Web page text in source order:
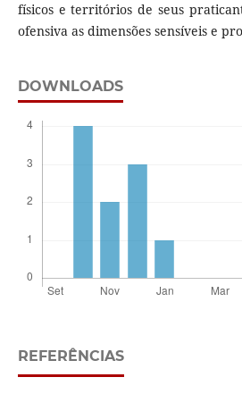
físicos e territórios de seus
ofensiva as dimensões sensíveis e
DOWNLOADS
REFERÊNCIAS